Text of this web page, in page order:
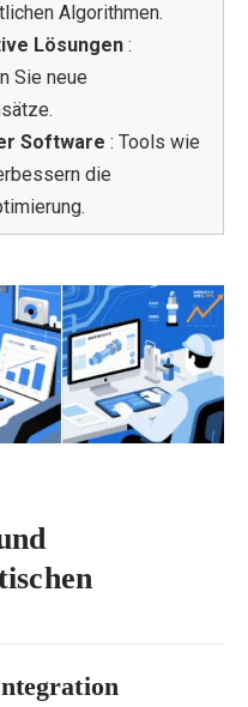
Algorithmen.
Lösungen :
Sie neue
Software : Tools wie
die